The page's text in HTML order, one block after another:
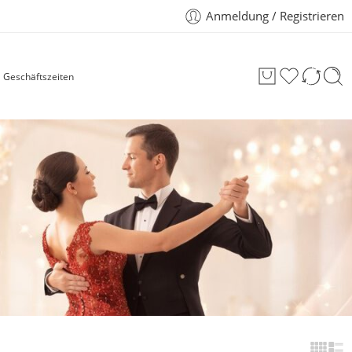
Anmeldung / Registrieren
Geschäftszeiten